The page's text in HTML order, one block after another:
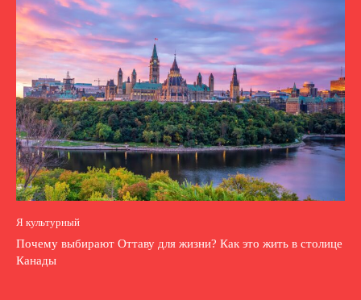
Я культурный
Почему выбирают Оттаву для жизни? Как это жить в столице
Канады